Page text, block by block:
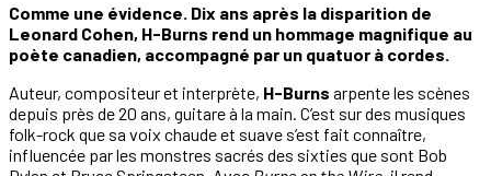
Comme une évidence. Dix ans après la disparition de
Leonard Cohen, H-Burns rend un hommage magnifique au
poète canadien, accompagné par un quatuor à cordes.
Auteur, compositeur et interprète, H-Burns arpente les scènes
depuis près de 20 ans, guitare à la main. C’est sur des musiques
folk-rock que sa voix chaude et suave s’est fait connaître,
influencée par les monstres sacrés des sixties que sont Bob